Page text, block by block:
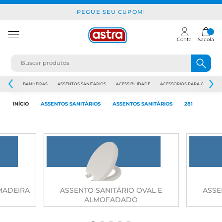
PEGUE SEU CUPOM!
Conta Sacola
JAPI BANHEIRAS ASSENTOS SANITÁRIOS ACESSIBILIDADE ACESSÓRIOS PARA
INÍCIO ASSENTOS SANITÁRIOS ASSENTOS SANITÁRIOS 281
ASSENTO SANITÁRIO OVAL E
ALMOFADADO